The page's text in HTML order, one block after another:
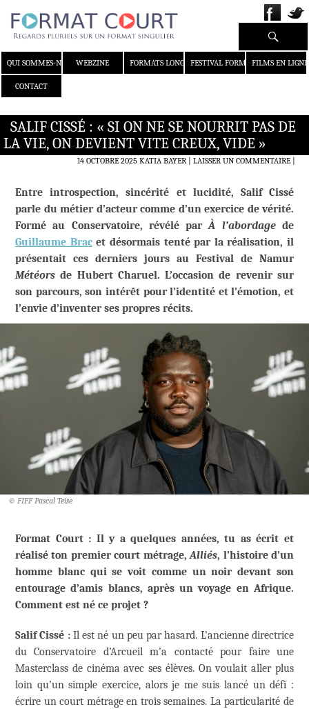
QUI SOMMES-NOUS ?WEBZINE FORMATS LONGS FESTIVAL FORMAT COURT
FILMS EN LIGNE
CONTACT
Recherche
SALIF CISSÉ : « SI ON NE SE NOURRIT PAS DE
LA VIE, ON DEVIENT VITE CREUX, VIDE »
14 OCTOBRE 2025 KATIA BAYER LAISSER UN COMMENTAIRE|
Entre introspection, sincérité et lucidité, Salif Cissé
parle du métier d’acteur comme d’un exercice de vérité.
Formé au Conservatoire, révélé parÀ l’abordagede
Guillaume Bracet désormais tenté par la réalisation, il
présentait ces derniers jours au Festival de Namur
Météors de Hubert Charuel. L’occasion de revenir sur
son parcours, son intérêt pour l’identité et l’émotion, et
l’envie d’inventer ses propres récits.
© FIFF Pascal Teise
Format Court : Il y a quelques années, tu as écrit et
réalisé ton premier court métrage,Alliés, l’histoire d’un
homme blanc qui se voit comme un noir devant son
entourage d’amis blancs, après un voyage en Afrique.
Comment est né ce projet ?
Salif Cissé :Il est né un peu par hasard. L’ancienne directrice
du Conservatoire d’Arcueil m’a contacté pour faire une
Masterclass de cinéma avec ses élèves. On voulait aller plus
loin qu’un simple exercice, alors je me suis lancé un défi :
écrire un court métrage en trois semaines. La particularité de